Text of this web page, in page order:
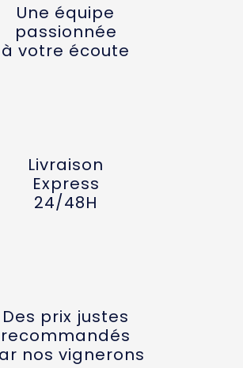
Une équipe
passionnée
à votre écoute
Livraison
Express
24/48H
Des prix justes
recommandés
nos vignerons